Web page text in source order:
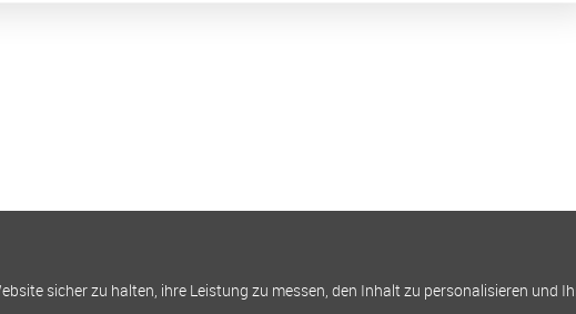
sicher zu halten, ihre Leistung zu messen, den Inhalt zu personalisieren und